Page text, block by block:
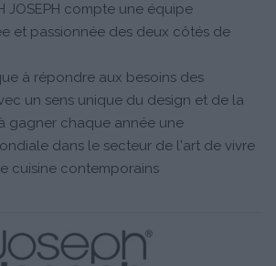
JOSEPH compte une équipe
et passionnée des deux côtés de
à répondre aux besoins des
un sens unique du design et de la
gagner chaque année une
dans le secteur de l'art de vivre
cuisine contemporains